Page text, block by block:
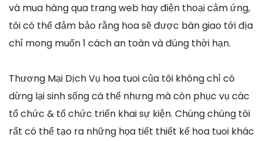
và mua hàng qua trang web hay điện thoại cảm ứng,
tôi có thể đảm bảo rằng hoa sẽ được bàn giao tới địa
chỉ mong muốn 1 cách an toàn và đúng thời hạn.
Thương Mại Dịch Vụ hoa tuoi của tôi không chỉ có
dừng lại sinh sống cá thể nhưng mà còn phục vụ các
tổ chức & tổ chức triển khai sự kiện. Chúng chúng tôi
rất có thể tạo ra những họa tiết thiết kế hoa tuoi khác